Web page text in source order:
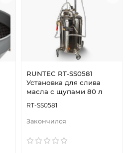
RUNTEC RT-SS0581
Установка для слива
масла с щупами 80 л
RT-SS0581
Закончился